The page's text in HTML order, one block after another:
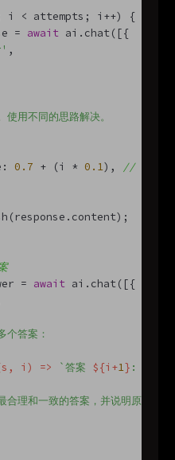
i < attempts; i++) {
= await ai.chat([{
,
用不同的思路解决。
0.7 + (i * 0.1), // 增加多
= await ai.chat([{
个答案：
i) => `答案 ${i+1} :
理和一致的答案，并说明原因。